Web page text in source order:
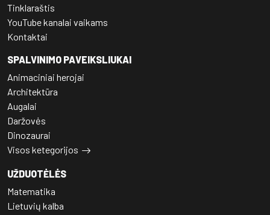
Tinklaraštis
YouTube kanalai vaikams
Kontaktai
SPALVINIMO PAVEIKSLIUKAI
Animaciniai herojai
Architektūra
Augalai
Daržovės
Dinozaurai
Visos ketegorijos
UŽDUOTĖLĖS
Matematika
Lietuvių kalba